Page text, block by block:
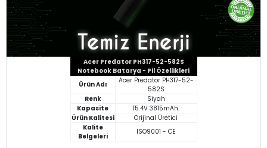
Acer Predator PH317-52-582S
Notebook Batarya - Pil Özellikleri
Ürün Adı
Acer Predator PH317-52-
582S
Renk
Siyah
Kapasite
15.4V 3815mAh.
Ürün Kalitesi
Orijinal Üretici
Kalite
Belgeleri
ISO9001 - CE